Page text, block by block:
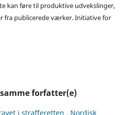
kan føre til produktive udvekslinger,
fra publicerede værker. Initiative for
forfatter(e)
i strafferetten , Nordisk